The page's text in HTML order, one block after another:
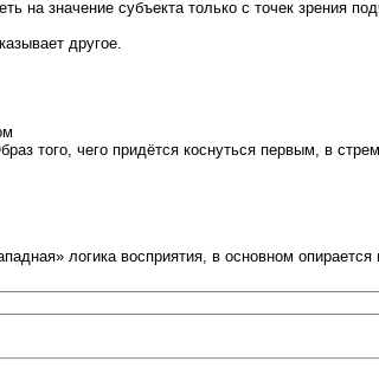
на значение субъекта только с точек зрения
другое.
того, чего придётся коснуться первым, в
логика восприятия, в основном